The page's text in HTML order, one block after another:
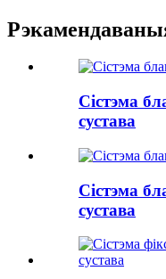
Сістэма
сустава
Сістэма
сустава